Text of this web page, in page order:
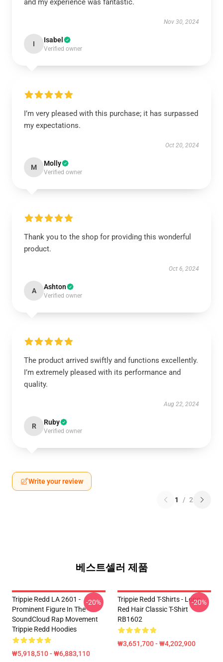
and my experience was fantastic.
Nov 30, 2024
I Isabel
Verified owner
I’m very pleased with this purchase; it has surpassed
my expectations.
Oct 20, 2024
M Molly
Verified owner
Thank you to the shop for providing this wonderful
product.
Oct 6, 2024
A Ashton
Verified owner
The product arrived swiftly and functions excellently.
I’m extremely pleased with its performance and
quality.
Aug 22, 2024
R Ruby
Verified owner
Write your review
1 / 2
베스트셀러 제품
Trippie Redd LA 2601 -
Prominent Figure In The
SoundCloud Rap Movement
Trippie Redd Hoodies
₩5,918,510 - ₩6,883,110
-20%
Trippie Redd T-Shirts - Long
Red Hair Classic T-Shirt
RB1602
₩3,651,700 - ₩4,202,900
-20%